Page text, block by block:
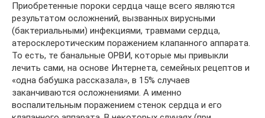
Приобретенные пороки сердца чаще всего являются
результатом осложнений, вызванных вирусными
(бактериальными) инфекциями, травмами сердца,
атеросклеротическим поражением клапанного аппарата.
То есть, те банальные ОРВИ, которые мы привыкли
лечить сами, на основе Интернета, семейных рецептов и
«одна бабушка рассказала», в 15% случаев
заканчиваются осложнениями. А именно
воспалительным поражением стенок сердца и его